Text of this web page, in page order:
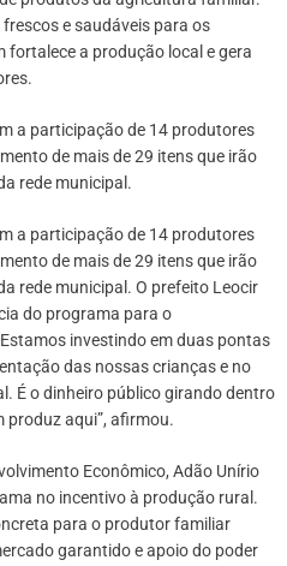
e saudáveis para os
a produção local e gera
a participação de 14 produtores
de mais de 29 itens que irão
rede municipal.
a participação de 14 produtores
de mais de 29 itens que irão
rede municipal. O prefeito Leocir
do programa para o
investindo em duas pontas
das nossas crianças e no
É o dinheiro público girando dentro
produz aqui”, afirmou.
Econômico, Adão Unírio
no incentivo à produção rural.
para o produtor familiar
garantido e apoio do poder